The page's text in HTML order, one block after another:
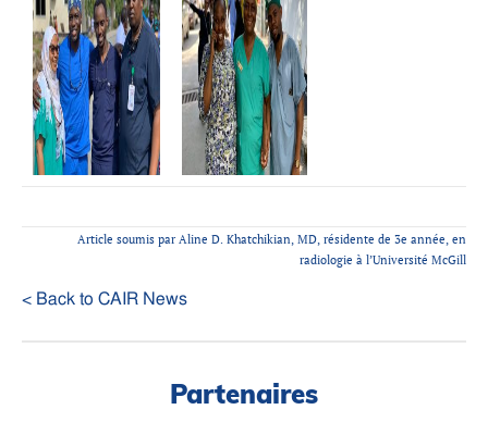
Article soumis par Aline D. Khatchikian, MD, résidente de 3e année, en
radiologie à l’Université McGill
< Back to CAIR News
Partenaires